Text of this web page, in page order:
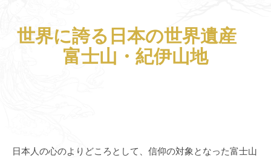
世界に誇る日本の世界遺産
富士山・紀伊山地
日本人の心のよりどころとして、信仰の対象となった富士山